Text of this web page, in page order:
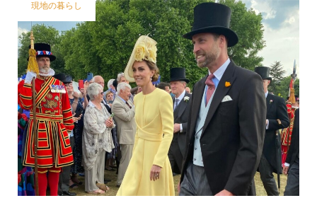
現地の暮らし